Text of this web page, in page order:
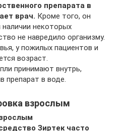
препарата в
врач. Кроме того, он
наличии некоторых
не навредило организму.
у пожилых пациентов и
возраст.
принимают внутрь,
препарат в воде.
взрослым
Зиртек часто